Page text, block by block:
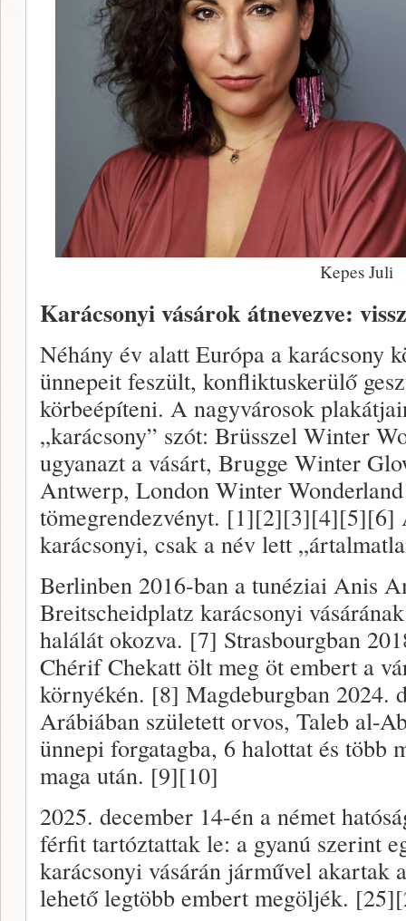
Kepes Juli
Karácsonyi vásárok átnevezve:
Néhány év alatt Európa a karácsony
ünnepeit feszült, konfliktuskerülő
körbeépíteni. A nagyvárosok
„karácsony” szót: Brüsszel Winter
ugyanazt a vásárt, Brugge Winter
Antwerp, London Winter
tömegrendezvényt. [1][2][3][4][5][6]
karácsonyi, csak a név lett
Berlinben 2016-ban a tunéziai Anis
Breitscheidplatz karácsonyi
halálát okozva. [7] Strasbourgban
Chérif Chekatt ölt meg öt embert a
környékén. [8] Magdeburgban 2024.
Arábiában született orvos, Taleb al-
ünnepi forgatagba, 6 halottat és több
maga után. [9][10]
2025. december 14-én a német
férfit tartóztattak le: a gyanú szerint
karácsonyi vásárán járművel akartak
lehető legtöbb embert megöljék.